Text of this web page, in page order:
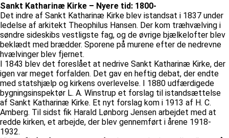
Sankt Katharinæ Kirke – Nyere tid: 1800-
Det indre af Sankt Katharinæ Kirke blev istandsat i 1837 under
ledelse af arkitekt Theophilus Hansen. Der kom træhvælving i
søndre sideskibs vestligste fag, og de øvrige bjælkelofter blev
beklædt med brædder. Sporene på murene efter de nedrevne
hvælvinger blev fjernet.
I 1843 blev det foreslået at nedrive Sankt Katharinæ Kirke, der
igen var meget forfalden. Det gav en heftig debat, der endte
med statshjælp og kirkens overlevelse. I 1880 udfærdigede
bygningsinspektør L. A. Winstrup et forslag til istandsættelse
af Sankt Katharinæ Kirke. Et nyt forslag kom i 1913 af H. C.
Amberg. Til sidst fik Harald Lønborg Jensen arbejdet med at
redde kirken, et arbejde, der blev gennemført i årene 1918-
1932.